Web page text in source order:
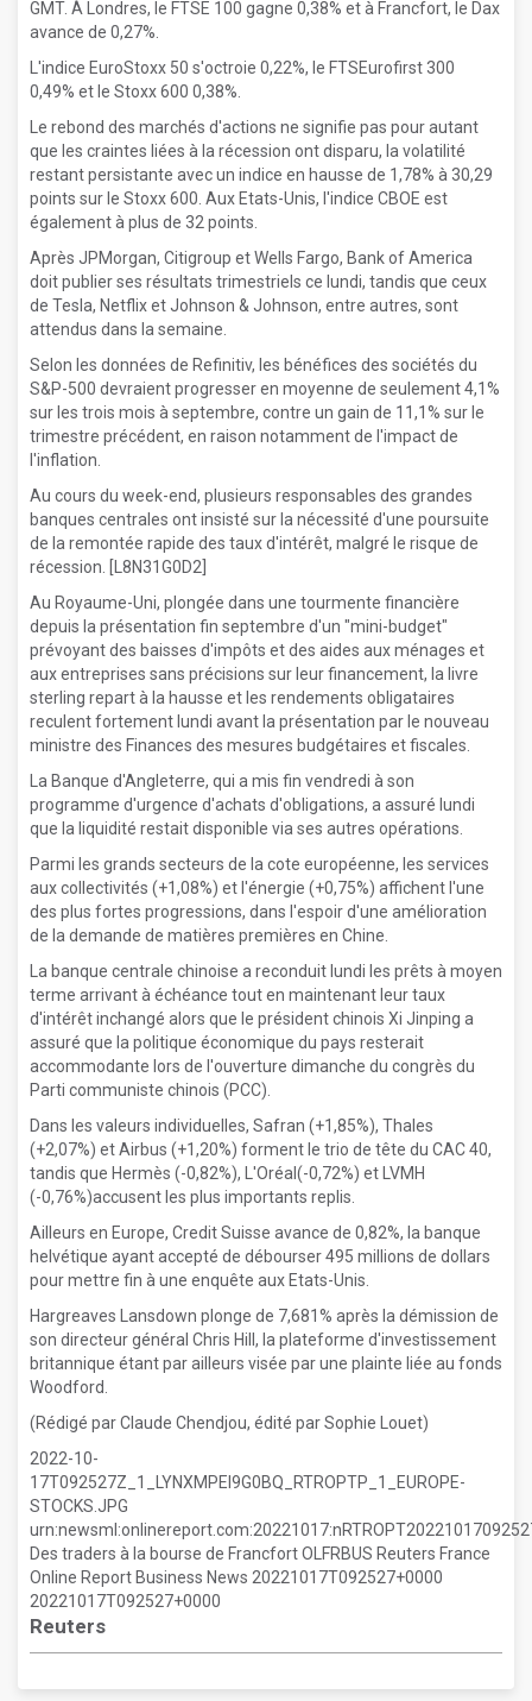
GMT. À Londres, le FTSE 100 gagne 0,38% et à Francfort, le Dax
avance de 0,27%.
L'indice EuroStoxx 50 s'octroie 0,22%, le FTSEurofirst 300
0,49% et le Stoxx 600 0,38%.
Le rebond des marchés d'actions ne signifie pas pour autant
que les craintes liées à la récession ont disparu, la volatilité
restant persistante avec un indice en hausse de 1,78% à 30,29
points sur le Stoxx 600. Aux Etats-Unis, l'indice CBOE est
également à plus de 32 points.
Après JPMorgan, Citigroup et Wells Fargo, Bank of America
doit publier ses résultats trimestriels ce lundi, tandis que ceux
de Tesla, Netflix et Johnson & Johnson, entre autres, sont
attendus dans la semaine.
Selon les données de Refinitiv, les bénéfices des sociétés du
S&P-500 devraient progresser en moyenne de seulement 4,1%
sur les trois mois à septembre, contre un gain de 11,1% sur le
trimestre précédent, en raison notamment de l'impact de
l'inflation.
Au cours du week-end, plusieurs responsables des grandes
banques centrales ont insisté sur la nécessité d'une poursuite
de la remontée rapide des taux d'intérêt, malgré le risque de
récession. [L8N31G0D2]
Au Royaume-Uni, plongée dans une tourmente financière
depuis la présentation fin septembre d'un "mini-budget"
prévoyant des baisses d'impôts et des aides aux ménages et
aux entreprises sans précisions sur leur financement, la livre
sterling repart à la hausse et les rendements obligataires
reculent fortement lundi avant la présentation par le nouveau
ministre des Finances des mesures budgétaires et fiscales.
La Banque d'Angleterre, qui a mis fin vendredi à son
programme d'urgence d'achats d'obligations, a assuré lundi
que la liquidité restait disponible via ses autres opérations.
Parmi les grands secteurs de la cote européenne, les services
aux collectivités (+1,08%) et l'énergie (+0,75%) affichent l'une
des plus fortes progressions, dans l'espoir d'une amélioration
de la demande de matières premières en Chine.
La banque centrale chinoise a reconduit lundi les prêts à moyen
terme arrivant à échéance tout en maintenant leur taux
d'intérêt inchangé alors que le président chinois Xi Jinping a
assuré que la politique économique du pays resterait
accommodante lors de l'ouverture dimanche du congrès du
Parti communiste chinois (PCC).
Dans les valeurs individuelles, Safran (+1,85%), Thales
(+2,07%) et Airbus (+1,20%) forment le trio de tête du CAC 40,
tandis que Hermès (-0,82%), L'Oréal(-0,72%) et LVMH
(-0,76%)accusent les plus importants replis.
Ailleurs en Europe, Credit Suisse avance de 0,82%, la banque
helvétique ayant accepté de débourser 495 millions de dollars
pour mettre fin à une enquête aux Etats-Unis.
Hargreaves Lansdown plonge de 7,681% après la démission de
son directeur général Chris Hill, la plateforme d'investissement
britannique étant par ailleurs visée par une plainte liée au fonds
Woodford.
(Rédigé par Claude Chendjou, édité par Sophie Louet)
2022-10-
17T092527Z_1_LYNXMPEI9G0BQ_RTROPTP_1_EUROPE-
STOCKS.JPG
Des traders à la bourse de Francfort OLFRBUS Reuters France
Online Report Business News 20221017T092527+0000
20221017T092527+0000
Reuters